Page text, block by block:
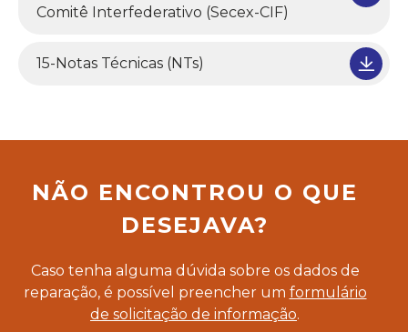
Comitê Interfederativo (Secex-CIF)
15-Notas Técnicas (NTs)
NÃO ENCONTROU O QUE
DESEJAVA?
Caso tenha alguma dúvida sobre os dados de
reparação, é possível preencher um formulário
de solicitação de informação.